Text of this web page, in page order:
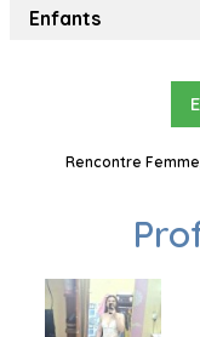
Enfants
Rencontre